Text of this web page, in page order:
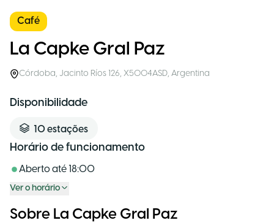
Café
La Capke Gral Paz
Córdoba, Jacinto Ríos 126, X5004ASD, Argentina
Disponibilidade
10estações
Horário de funcionamento
Aberto até 18:00
Ver o horário
Sobre La Capke Gral Paz